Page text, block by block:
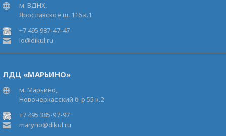
м. ВДНХ,
Ярославское ш. 116 к.1
+7 495 987-47-47
lo@dikul.ru
ЛДЦ «МАРЬИНО»
м. Марьино,
Новочеркасский б-р 55 к.2
+7 495 385-97-97
maryno@dikul.ru